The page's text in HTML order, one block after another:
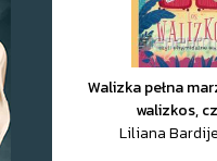
Walizka pełna
walizkos,
Liliana